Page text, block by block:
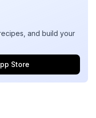
and build your
Store